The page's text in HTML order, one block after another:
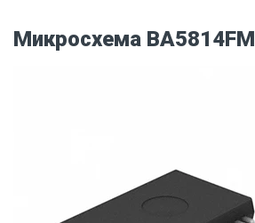
Микросхема BA5814FM